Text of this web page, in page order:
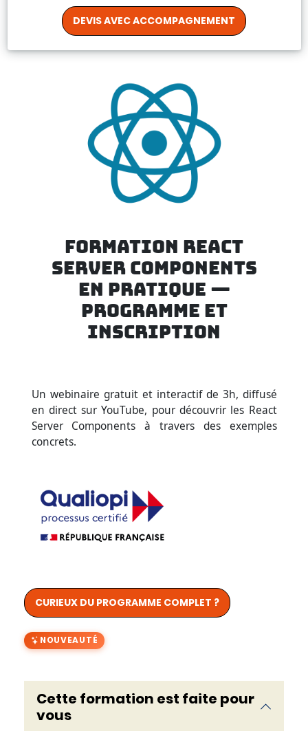
DEVIS AVEC ACCOMPAGNEMENT
FORMATION REACT
SERVER COMPONENTS
EN PRATIQUE —
PROGRAMME ET
INSCRIPTION
Un webinaire gratuit et interactif de 3h, diffusé
en direct sur YouTube, pour découvrir les React
Server Components à travers des exemples
concrets.
CURIEUX DU PROGRAMME COMPLET ?
NOUVEAUTÉ
Cette formation est faite pour
vous